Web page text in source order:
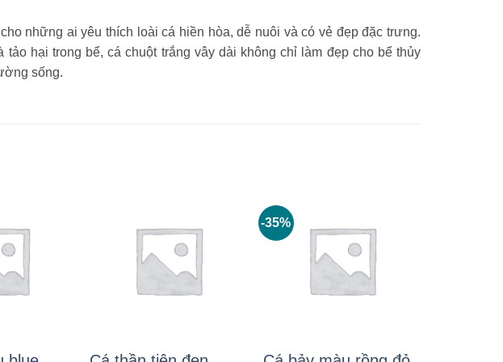
những ai yêu thích loài cá hiền hòa, dễ nuôi và có vẻ đẹp đặc trưng.
hại trong bể, cá chuột trắng vây dài không chỉ làm đẹp cho bể thủy
sống.
-35%